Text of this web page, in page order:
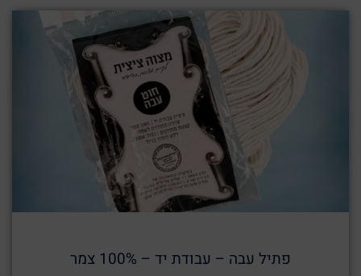
פתיל עבה – עבודת יד – 100% צמר